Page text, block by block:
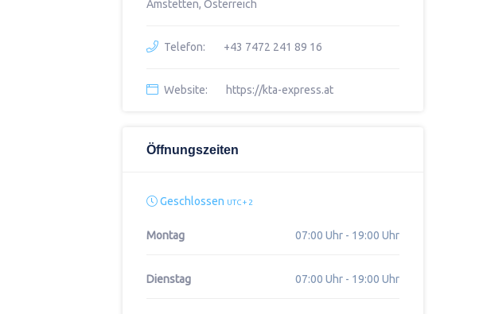
Amstetten, Österreich
Telefon: +43 7472 241 89 16
Website: https://kta-express.at
Öffnungszeiten
Geschlossen UTC + 2
Montag 07:00 Uhr - 19:00 Uhr
Dienstag 07:00 Uhr - 19:00 Uhr